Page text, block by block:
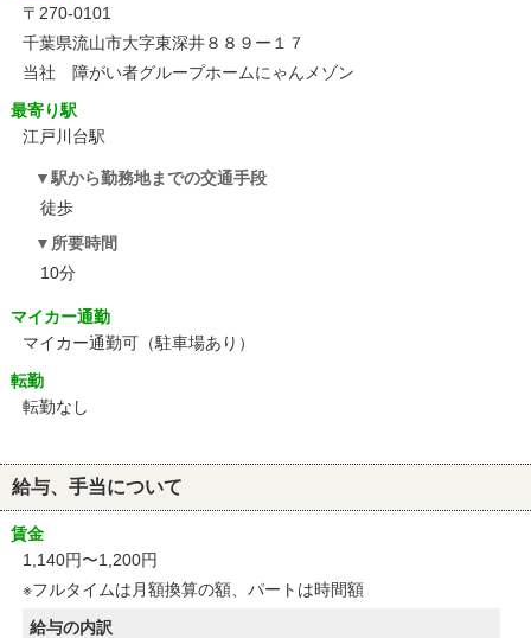
〒270-0101
千葉県流山市大字東深井８８９ー１７
当社 障がい者グループホームにゃんメゾン
最寄り駅
江戸川台駅
駅から勤務地までの交通手段
徒歩
所要時間
10分
マイカー通勤
マイカー通勤可（駐車場あり）
転勤
転勤なし
給与、手当について
賃金
1,140円〜1,200円
※フルタイムは月額換算の額、パートは時間額
給与の内訳